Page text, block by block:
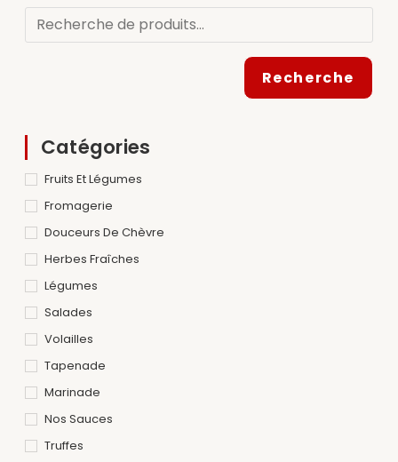
Recherche
Catégories
Fruits Et Légumes
Fromagerie
Douceurs De Chèvre
Herbes Fraîches
Légumes
Salades
Volailles
Tapenade
Marinade
Nos Sauces
Truffes